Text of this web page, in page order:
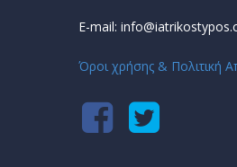
E-mail:
Όροι χρήσης & Πολιτική